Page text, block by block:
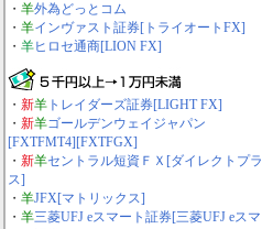
・ 羊外為どっとコム
・ 羊インヴァスト証券[トライオートFX]
・ 羊ヒロセ通商[LION FX]
・ 新羊 トレイダーズ証券[LIGHT FX]
・ 新羊ゴールデンウェイジャパン
[FXTFMT4][FXTFGX]
・ 新羊セントラル短資ＦＸ[ダイレクトプラ
ス]
・ 羊JFX[マトリックス]
・ 羊三菱UFJ eスマート証券[三菱UFJ eスマ